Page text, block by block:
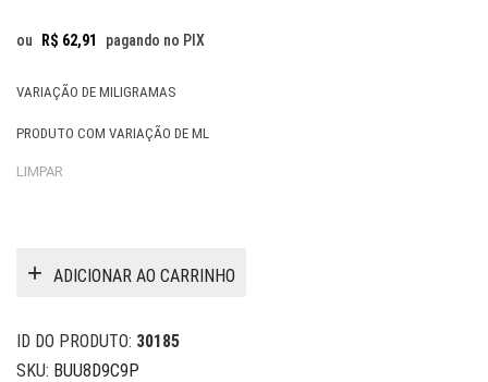
ou R$ 62,91 pagando no PIX
VARIAÇÃO DE MILIGRAMAS
PRODUTO COM VARIAÇÃO DE ML
LIMPAR
ADICIONAR AO CARRINHO
ID DO PRODUTO: 30185
SKU: BUU8D9C9P